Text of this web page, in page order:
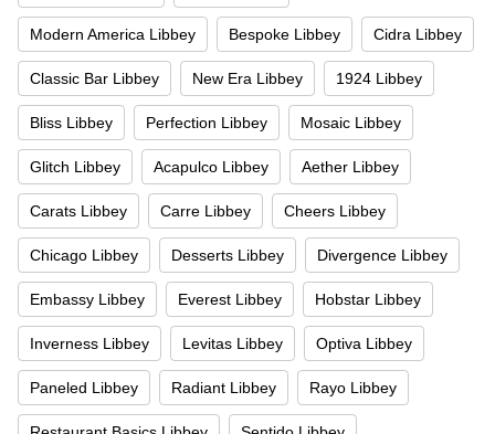
Modern America Libbey Bespoke Libbey Cidra Libbey
Classic Bar Libbey New Era Libbey 1924 Libbey
Bliss Libbey Perfection Libbey Mosaic Libbey
Glitch Libbey Acapulco Libbey Aether Libbey
Carats Libbey Carre Libbey Cheers Libbey
Chicago Libbey Desserts Libbey Divergence Libbey
Embassy Libbey Everest Libbey Hobstar Libbey
Inverness Libbey Levitas Libbey Optiva Libbey
Paneled Libbey Radiant Libbey Rayo Libbey